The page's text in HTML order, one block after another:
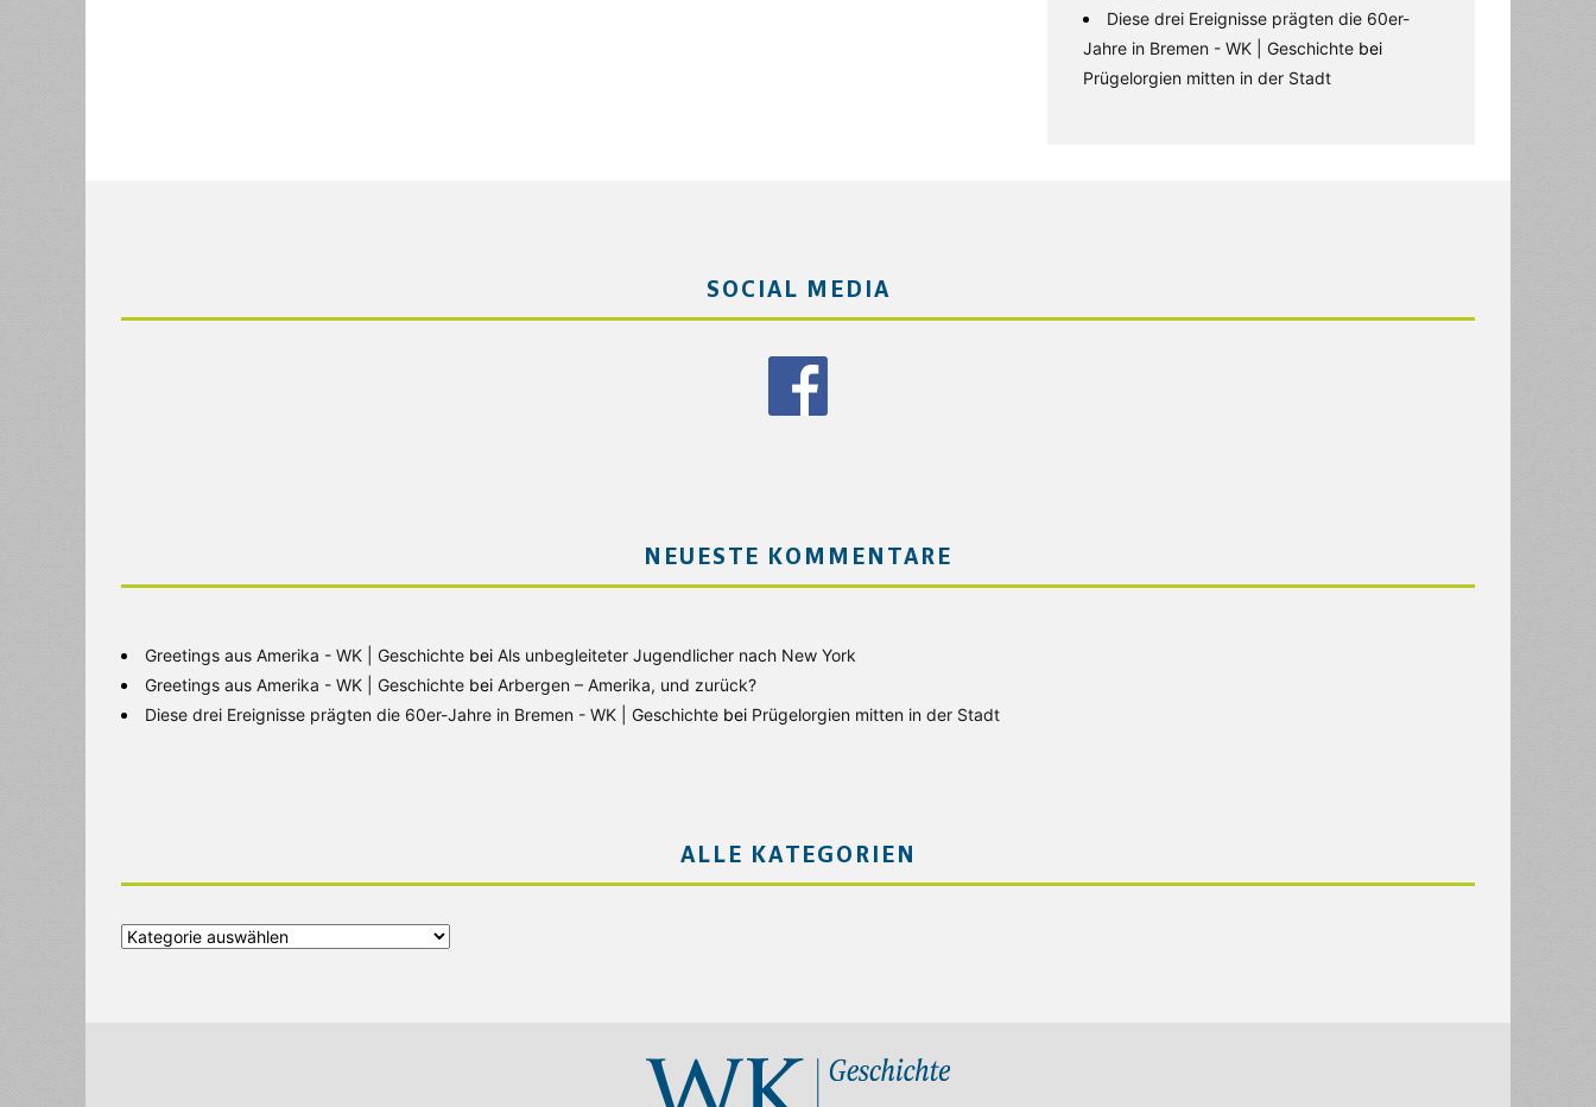
Diese drei Ereignisse prägten die 60er-
Jahre in Bremen - WK | Geschichte bei
Prügelorgien mitten in der Stadt
SOCIAL MEDIA
NEUESTE KOMMENTARE
Greetings aus Amerika - WK | Geschichte bei Als unbegleiteter Jugendlicher nach New York
Greetings aus Amerika - WK | Geschichte bei Arbergen – Amerika, und zurück?
Diese drei Ereignisse prägten die 60er-Jahre in Bremen - WK | Geschichte bei Prügelorgien mitten in der Stadt
ALLE KATEGORIEN
Alle